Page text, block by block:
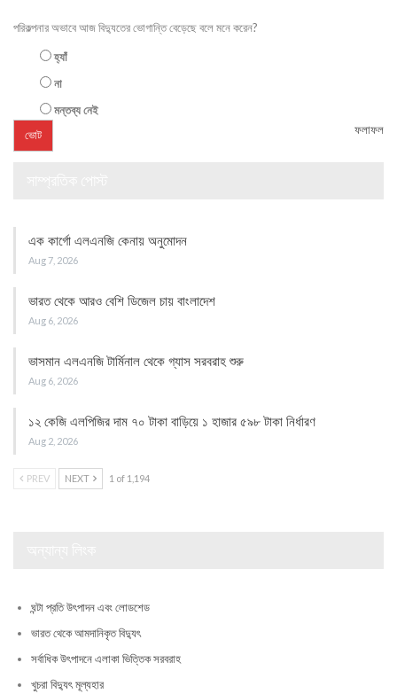
পরিকল্পনার অভাবে আজ বিদ্যুতের ভোগান্তি বেড়েছে বলে মনে করেন?
হ্যাঁ
না
মন্তব্য নেই
ফলাফল
এক কার্গো এলএনজি কেনায় অনুমোদন
Aug 7, 2026
ভারত থেকে আরও বেশি ডিজেল চায় বাংলাদেশ
Aug 6, 2026
ভাসমান এলএনজি টার্মিনাল থেকে গ্যাস সরবরাহ শুরু
Aug 6, 2026
১২ কেজি এলপিজির দাম ৭০ টাকা বাড়িয়ে ১ হাজার ৫৯৮ টাকা নির্ধারণ
Aug 2, 2026
PREV NEXT 1 of 1,194
ঘন্টা প্রতি উৎপাদন এবং লোডশেড
ভারত থেকে আমদানিকৃত বিদ্যুৎ
সর্বাধিক উৎপাদনে এলাকা ভিত্তিক সরবরাহ
খুচরা বিদ্যুৎ মূল্যহার